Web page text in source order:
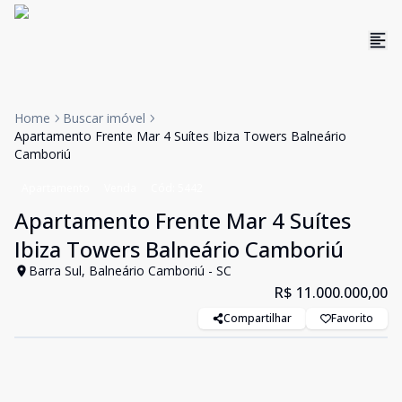
Home
Buscar imóvel
Apartamento Frente Mar 4 Suítes Ibiza Towers Balneário
Camboriú
Apartamento Frente Mar 4 Suítes
Ibiza Towers Balneário Camboriú
Barra Sul, Balneário Camboriú - SC
R$ 11.000.000,00
Compartilhar Favorito